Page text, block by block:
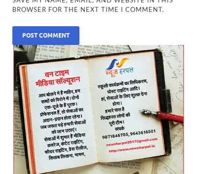
BROWSER FOR THE NEXT TIME I COMMENT.